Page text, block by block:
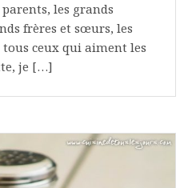
les grands
frères et sœurs, les
ceux qui aiment les
je […]